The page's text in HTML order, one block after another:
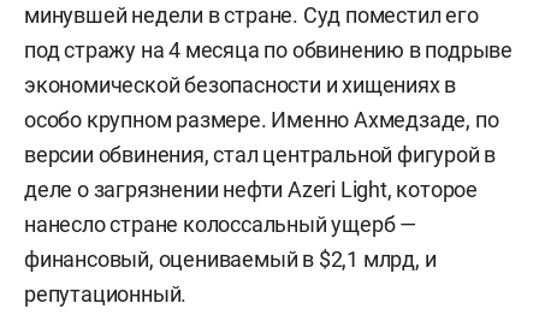
минувшей недели в стране. Суд поместил его
под стражу на 4 месяца по обвинению в подрыве
экономической безопасности и хищениях в
особо крупном размере. Именно Ахмедзаде, по
версии обвинения, стал центральной фигурой в
деле о загрязнении нефти Azeri Light, которое
нанесло стране колоссальный ущерб —
финансовый, оцениваемый в $2,1 млрд, и
репутационный.